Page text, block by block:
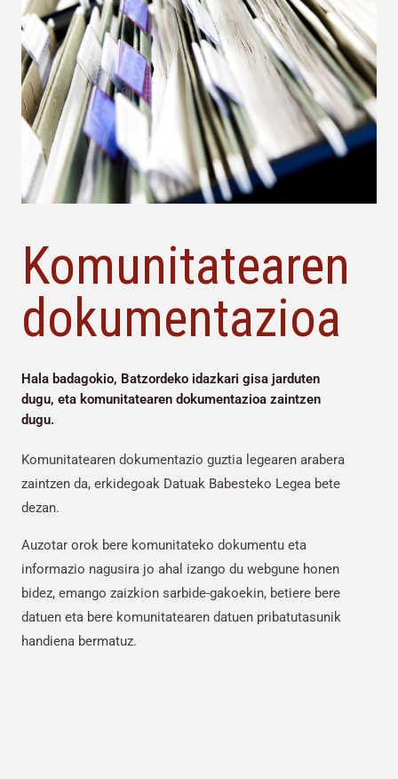
Komunitatearen
dokumentazioa
Hala badagokio, Batzordeko idazkari gisa jarduten
dugu, eta komunitatearen dokumentazioa zaintzen
dugu.
Komunitatearen dokumentazio guztia legearen arabera
zaintzen da, erkidegoak Datuak Babesteko Legea bete
dezan.
Auzotar orok bere komunitateko dokumentu eta
informazio nagusira jo ahal izango du webgune honen
bidez, emango zaizkion sarbide-gakoekin, betiere bere
datuen eta bere komunitatearen datuen pribatutasunik
handiena bermatuz.